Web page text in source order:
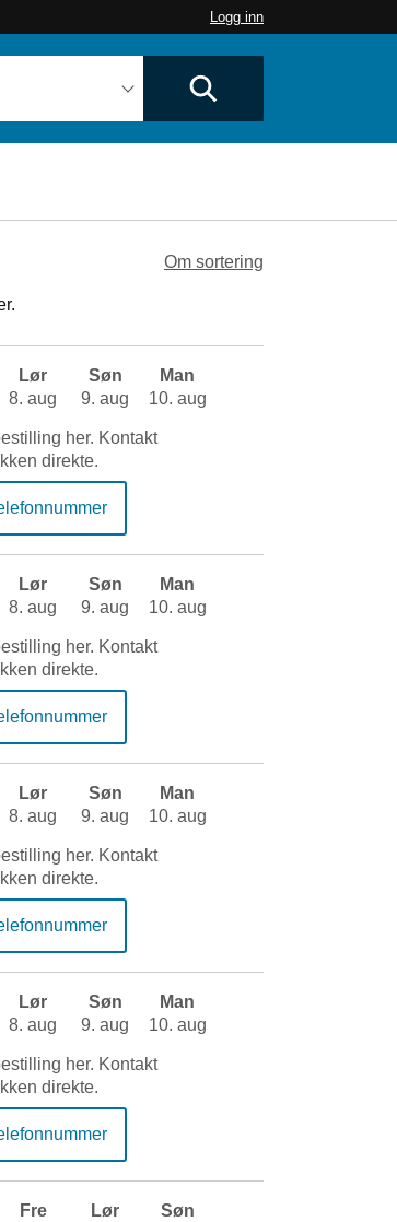
Logg inn
Om sortering
Lør
8. aug
Søn
9. aug
Man
10. aug
her. Kontakt
direkte.
Lør
8. aug
Søn
9. aug
Man
10. aug
her. Kontakt
direkte.
Lør
8. aug
Søn
9. aug
Man
10. aug
her. Kontakt
direkte.
Lør
8. aug
Søn
9. aug
Man
10. aug
her. Kontakt
direkte.
Fre
Lør
Søn